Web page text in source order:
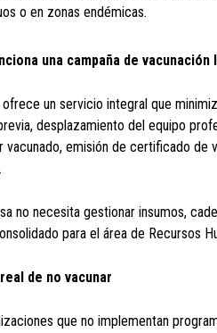
o en zonas endémicas.
una campaña de vacunación
un servicio integral que
desplazamiento del equipo
vacunado, emisión de certificado de
no necesita gestionar insumos,
para el área de Recursos
de no vacunar
que no implementan